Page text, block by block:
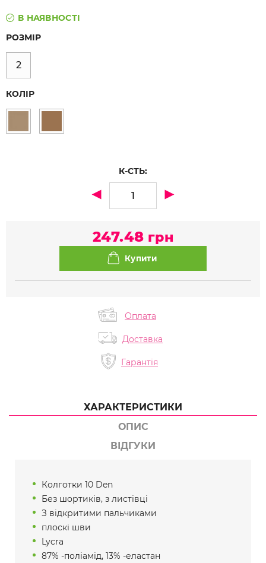
В НАЯВНОСТІ
РОЗМІР
2
КОЛІР
К-СТЬ:
247.48 грн
Оплата
Доставка
Гарантія
ХАРАКТЕРИСТИКИ
ОПИС
ВІДГУКИ
Колготки 10 Den
Без шортиків, з листівці
З відкритими пальчиками
плоскі шви
Lycra
87% -поліамід, 13% -еластан